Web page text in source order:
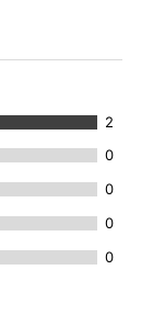
2
0
0
0
0